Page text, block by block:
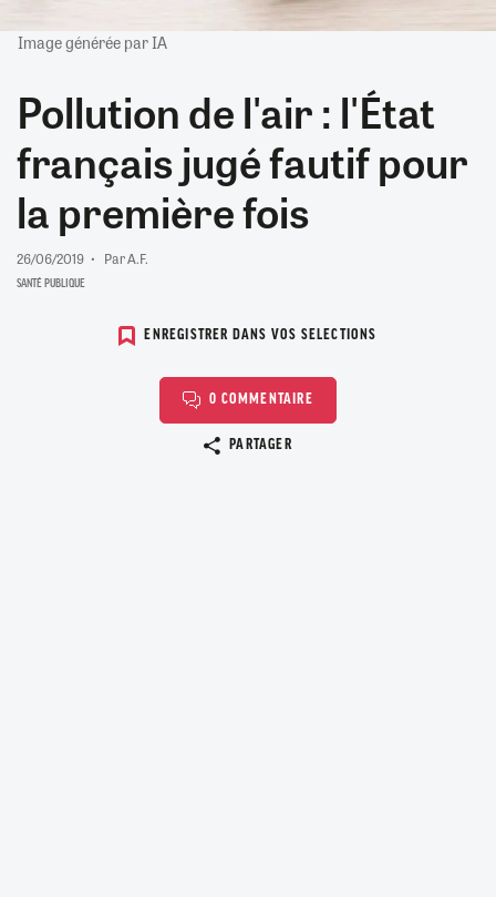
Image générée par IA
Pollution de l'air : l'État
français jugé fautif pour
la première fois
26/06/2019 Par A.F.
SANTÉ PUBLIQUE
ENREGISTRER DANS VOS SELECTIONS
0 COMMENTAIRE
PARTAGER